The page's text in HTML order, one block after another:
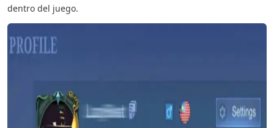
dentro del juego.